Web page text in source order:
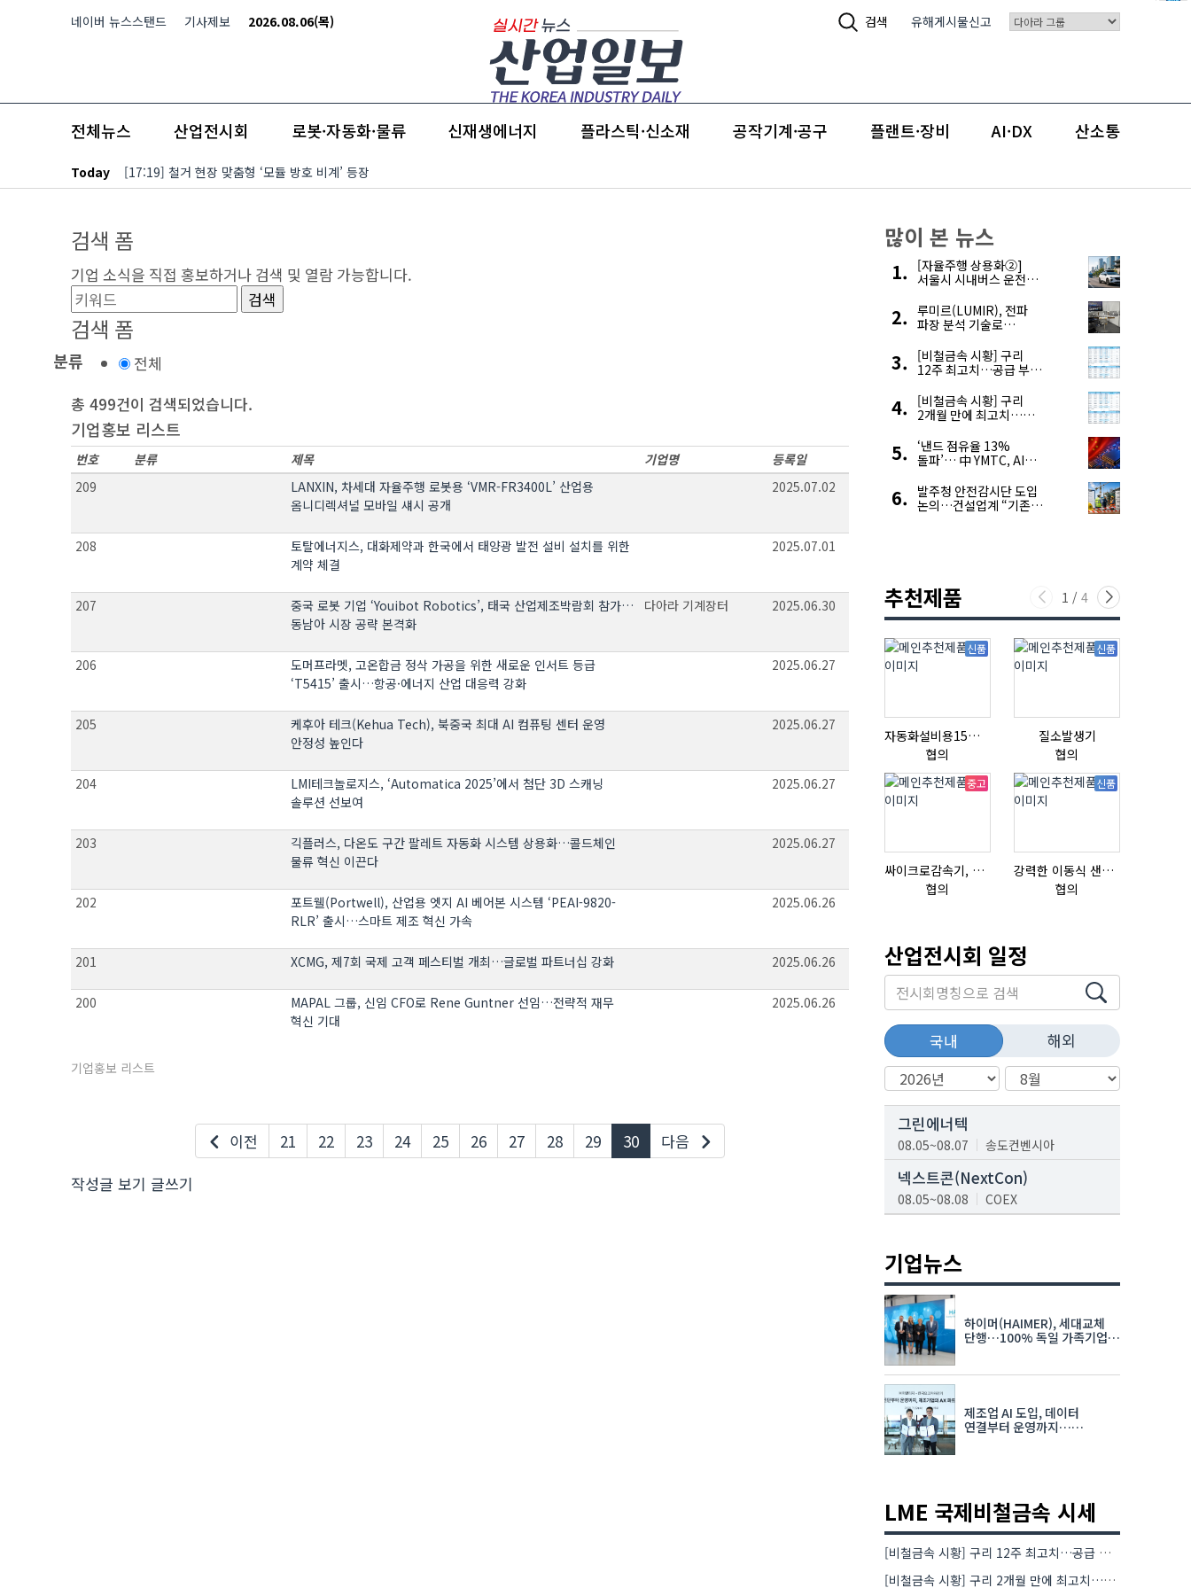
네이버 뉴스스탠드 기사제보 2026.08.06(목) 검색 유해게시물신고
전체뉴스 산업전시회 로봇·자동화·물류 신재생에너지 플라스틱·신소재 공작기계·공구 플랜트·장비 AI·DX 산소통
Today [17:19] 철거 현장 맞춤형 ‘모듈 방호 비계’ 등장
검색 폼
기업 소식을 직접 홍보하거나 검색 및 열람 가능합니다.
검색 폼
분류
전체
총 499건이 검색되었습니다.
기업홍보 리스트
기업홍보 리스트
번호 분류 제목 기업명
등록일
209
LANXIN, 차세대 자율주행 로봇용 ‘VMR-FR3400L’ 산업용
옴니디렉셔널 모바일 섀시 공개
2025.07.02
208
토탈에너지스, 대화제약과 한국에서 태양광 발전 설비 설치를 위한
계약 체결
2025.07.01
207
중국 로봇 기업 ‘Youibot Robotics’, 태국 산업제조박람회 참가…
동남아 시장 공략 본격화
다아라 기계장터 2025.06.30
206
도머프라멧, 고온합금 정삭 가공을 위한 새로운 인서트 등급
‘T5415’ 출시…항공·에너지 산업 대응력 강화
2025.06.27
205
케후아 테크(Kehua Tech), 북중국 최대 AI 컴퓨팅 센터 운영
안정성 높인다
2025.06.27
204
LMI테크놀로지스, ‘Automatica 2025’에서 첨단 3D 스캐닝
솔루션 선보여
2025.06.27
203
긱플러스, 다온도 구간 팔레트 자동화 시스템 상용화…콜드체인
물류 혁신 이끈다
2025.06.27
202
포트웰(Portwell), 산업용 엣지 AI 베어본 시스템 ‘PEAI-9820-
RLR’ 출시…스마트 제조 혁신 가속
2025.06.26
201 XCMG, 제7회 국제 고객 페스티벌 개최…글로벌 파트너십 강화 2025.06.26
200
MAPAL 그룹, 신임 CFO로 Rene Guntner 선임…전략적 재무
혁신 기대
2025.06.26
이전 21 22 23 24 25 26 27 28 29 30현재페이지
다음
작성글 보기 글쓰기
많이 본 뉴스
[자율주행 상용화②]
서울시 시내버스 운전자
해결한다
루미르(LUMIR), 전파
파장 분석 기술로
[비철금속 시황] 구리
12주 최고치…공급 부족
[비철금속 시황] 구리
2개월 만에 최고치…
우려 확대
‘낸드 점유율 13%
돌파’… 中 YMTC, AI
4위 맹추격
발주청 안전감시단 도입
논의…건설업계 “기존
추천제품 1 / 4
신품
자동화설비용15ml자동주입기
협의
신품
질소발생기
협의
중고
싸이크로감속기, 감속기제작
협의
신품
강력한 이동식 샌딩기 / 고급 이태리 IBIX샌드블라스터
협의
산업전시회 일정
국내 해외
그린에너텍
08.05~08.07 송도컨벤시아
넥스트콘(NextCon)
08.05~08.08 COEX
08.19~08.21
K-PRINT
08.19~08.22
자율주행모빌리티산업전
08.25~08.27
차세대 반도체 패키징 산업전
08.26~08.28 수원컨벤션센터
기업뉴스
하이머(HAIMER), 세대교체
단행…100% 독일 가족기업
제조업 AI 도입, 데이터
연결부터 운영까지…
LME 국제비철금속 시세
[비철금속 시황] 구리 12주 최고치…공급 부족 우려에 강세
[비철금속 시황] 구리 2개월 만에 최고치…재고 감소에 공급 부족 우려 확대